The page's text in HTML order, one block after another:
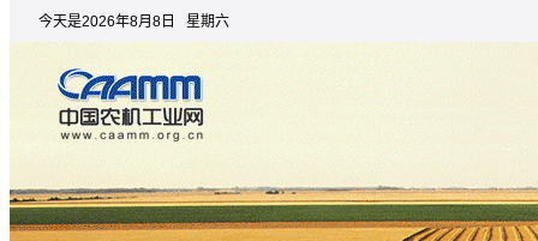
今天是2026年8月8日 星期六